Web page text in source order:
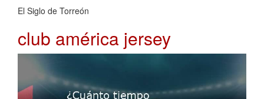
El Siglo de Torreón
club américa jersey